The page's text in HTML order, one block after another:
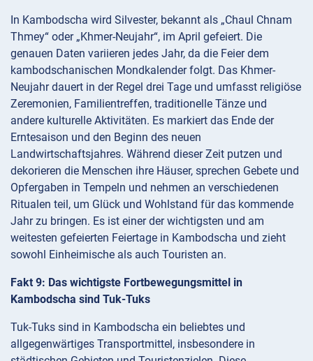
In Kambodscha wird Silvester, bekannt als „Chaul Chnam
Thmey“ oder „Khmer-Neujahr“, im April gefeiert. Die
genauen Daten variieren jedes Jahr, da die Feier dem
kambodschanischen Mondkalender folgt. Das Khmer-
Neujahr dauert in der Regel drei Tage und umfasst religiöse
Zeremonien, Familientreffen, traditionelle Tänze und
andere kulturelle Aktivitäten. Es markiert das Ende der
Erntesaison und den Beginn des neuen
Landwirtschaftsjahres. Während dieser Zeit putzen und
dekorieren die Menschen ihre Häuser, sprechen Gebete und
Opfergaben in Tempeln und nehmen an verschiedenen
Ritualen teil, um Glück und Wohlstand für das kommende
Jahr zu bringen. Es ist einer der wichtigsten und am
weitesten gefeierten Feiertage in Kambodscha und zieht
sowohl Einheimische als auch Touristen an.
Fakt 9: Das wichtigste Fortbewegungsmittel in
Kambodscha sind Tuk-Tuks
Tuk-Tuks sind in Kambodscha ein beliebtes und
allgegenwärtiges Transportmittel, insbesondere in